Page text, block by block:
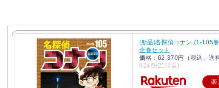
[新品]名探偵コナン (1-105
全巻セット
価格：62,370円（税込、送
024/9/21時点)
楽